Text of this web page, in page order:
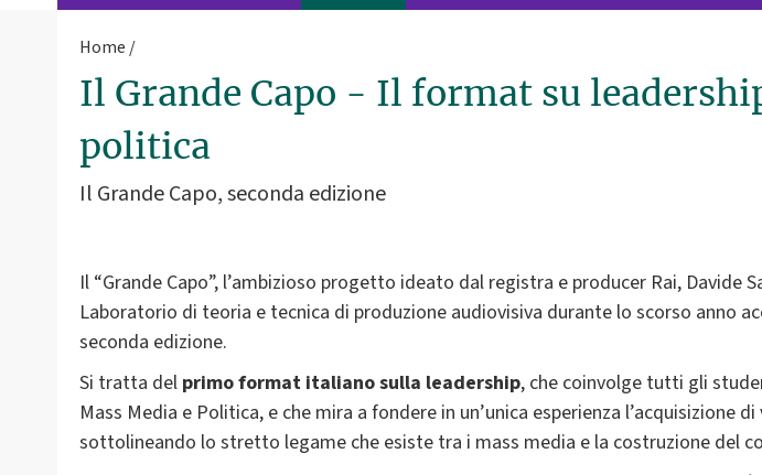
Home
Il Grande Capo - Il format su
politica
Il Grande Capo, seconda edizione
Il “Grande Capo”, l’ambizioso progetto ideato dal registra e producer Rai, Davide
Laboratorio di teoria e tecnica di produzione audiovisiva durante lo scorso anno
seconda edizione.
Si tratta del primo format italiano sulla leadership, che coinvolge tutti gli
Mass Media e Politica, e che mira a fondere in un’unica esperienza l’acquisizione
sottolineando lo stretto legame che esiste tra i mass media e la costruzione del